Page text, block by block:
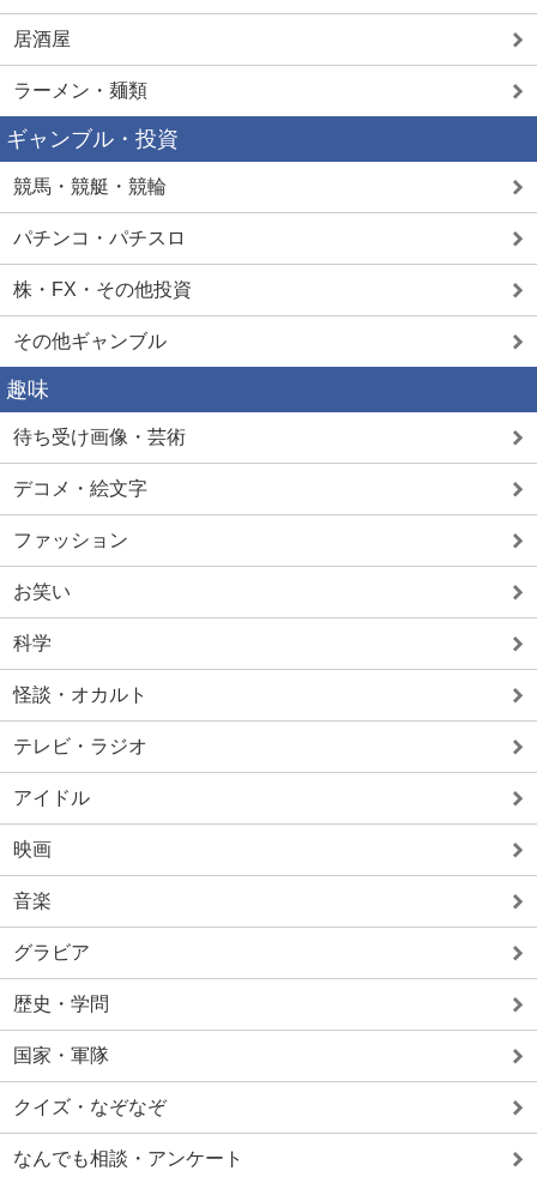
居酒屋
ラーメン・麺類
ギャンブル・投資
競馬・競艇・競輪
パチンコ・パチスロ
株・FX・その他投資
その他ギャンブル
趣味
待ち受け画像・芸術
デコメ・絵文字
ファッション
お笑い
科学
怪談・オカルト
テレビ・ラジオ
アイドル
映画
音楽
グラビア
歴史・学問
国家・軍隊
クイズ・なぞなぞ
なんでも相談・アンケート